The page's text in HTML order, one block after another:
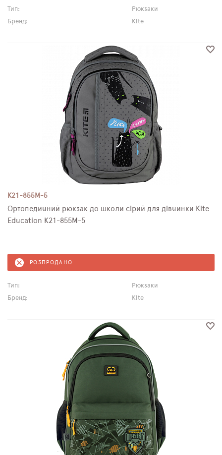
Тип:
Рюкзаки
Бренд:
Kite
K21-855M-5
Ортопедичний рюкзак до школи сірий для дівчинки Kite
Education K21-855M-5
РОЗПРОДАНО
Тип:
Рюкзаки
Бренд:
Kite